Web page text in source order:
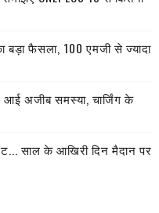
फैसला, 100 एमजी से ज्यादा
आई अजीब समस्या, चार्जिंग के
साल के आखिरी दिन मैदान पर